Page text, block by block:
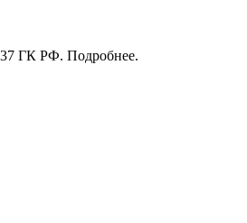
ГК РФ. Подробнее.